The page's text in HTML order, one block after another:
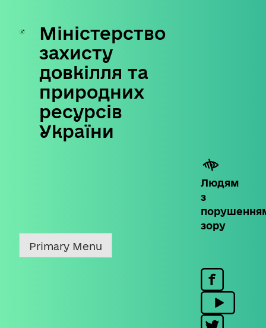
Skip
content
Міністерство
захисту
довкілля та
природних
ресурсів
України
Людям
з
зору
Primary Menu